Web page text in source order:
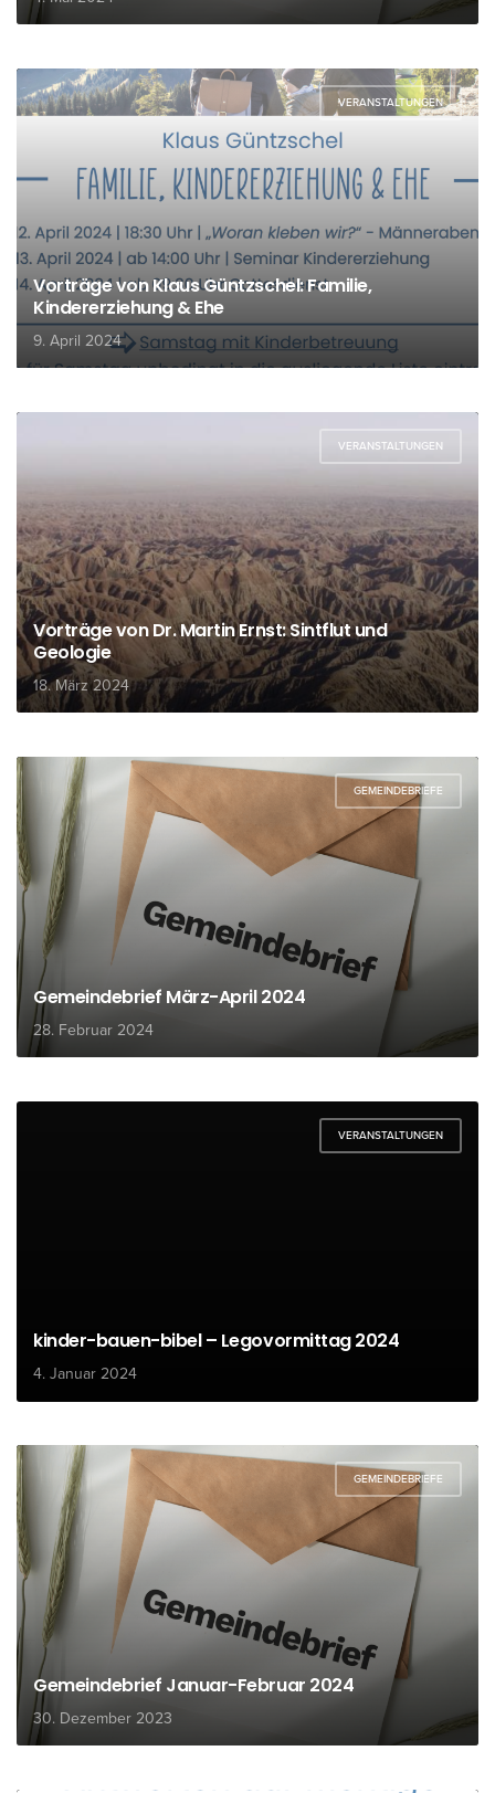
VERANSTALTUNGEN
Vorträge von Klaus Güntzschel: Familie,
Kindererziehung & Ehe
9. April 2024
VERANSTALTUNGEN
Vorträge von Dr. Martin Ernst: Sintflut und
Geologie
18. März 2024
GEMEINDEBRIEFE
Gemeindebrief März-April 2024
28. Februar 2024
VERANSTALTUNGEN
kinder-bauen-bibel – Legovormittag 2024
4. Januar 2024
GEMEINDEBRIEFE
Gemeindebrief Januar-Februar 2024
30. Dezember 2023